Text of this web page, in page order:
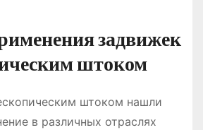
задвижек
штоком
штоком нашли
в различных отраслях